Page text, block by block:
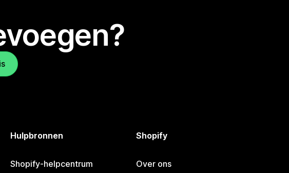
Hulpbronnen
Shopify-helpcentrum
Shopify
Over ons